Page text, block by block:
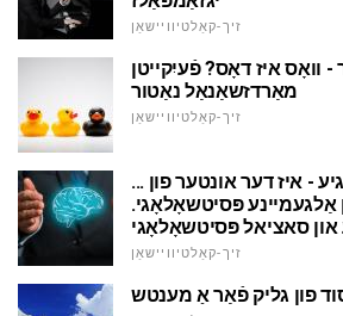
זיך-קאַלטיוויישאַן
וואָס איז דאָס? פֿעיִקייטן
מאַרדזשאַנאַל נאַטור
זיך-קאַלטיוויישאַן
- איז דער אונטער פון ...
אַלגעמיינע פּסיטשאָלאָגי.
און סאציאל פּסיטשאָלאָגי
זיך-קאַלטיוויישאַן